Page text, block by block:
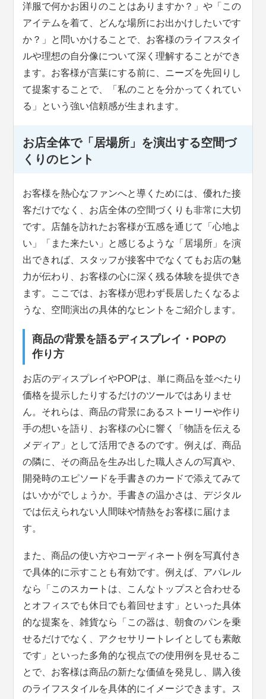
洋服で何かお困りのことはありますか？」や「この
アイテムを着て、どんな場所にお出かけしたいです
か？」と問いかけることで、お客様のライフスタイ
ルや理想の自分像について深く理解することができ
ます。お客様が言葉にする前に、ニーズを先回りし
て提案することで、「私のことを分かってくれてい
る」という強い信頼感が生まれます。
お店全体で「居場所」を演出する空間づ
くりのヒント
お客様を熱心なファンへと導くためには、優れた接
客だけでなく、お店全体の空間づくりも非常に大切
です。店舗を訪れたお客様が五感を通じて「心地よ
い」「また来たい」と感じるような「居場所」を演
出できれば、スタッフが接客中でなくてもお店の魅
力が伝わり、お客様の心に深く残る体験を提供でき
ます。ここでは、お客様が思わず長居したくなるよ
うな、空間演出の具体的なヒントをご紹介します。
商品の背景を語るディスプレイ・POPの
作り方
お店のディスプレイやPOPは、単に商品を並べたり
価格を提示したりするだけのツールではありませ
ん。それらは、商品の背景にあるストーリーや作り
手の想いを語り、お客様の心に響く「物語を伝える
メディア」として活用できるのです。例えば、商品
の隣に、その商品を生み出した職人さんの写真や、
開発時のエピソードを手書きのカードで添えてみて
はいかがでしょうか。手書きの温かさは、デジタル
では伝えられない人間味や情熱をお客様に届けま
す。
また、商品の使い方やコーディネート例を写真付き
で具体的に示すことも有効です。例えば、アパレル
なら「このスカートは、こんなトップスと合わせる
とオフィスでも休日でも着回せます」といった具体
的な提案を、雑貨なら「この器は、朝食のパンを乗
せるだけでなく、アクセサリートレイとしても素敵
です」といった多角的な視点での使用例を見せるこ
とで、お客様は商品の新たな価値を発見し、購入後
のライフスタイルを具体的にイメージできます。ス